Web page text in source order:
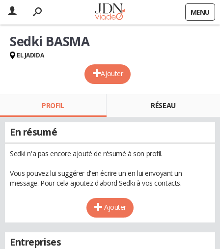
MENU
Ajouter
Sedki BASMA
EL JADIDA
PROFIL RÉSEAU
En résumé
Sedki n'a pas encore ajouté de résumé à son profil.
Vous pouvez lui suggérer d'en écrire un en lui envoyant un
message. Pour cela ajoutez d'abord Sedki à vos contacts.
Ajouter
Entreprises